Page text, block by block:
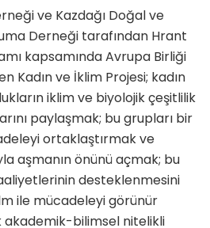
ve Kazdağı Doğal ve
Derneği tarafından Hrant
kapsamında Avrupa Birliği
Kadın ve İklim Projesi; kadın
iklim ve biyolojik çeşitlilik
paylaşmak; bu grupları bir
ortaklaştırmak ve
aşmanın önünü açmak; bu
desteklenmesini
ile mücadeleyi görünür
akademik-bilimsel nitelikli